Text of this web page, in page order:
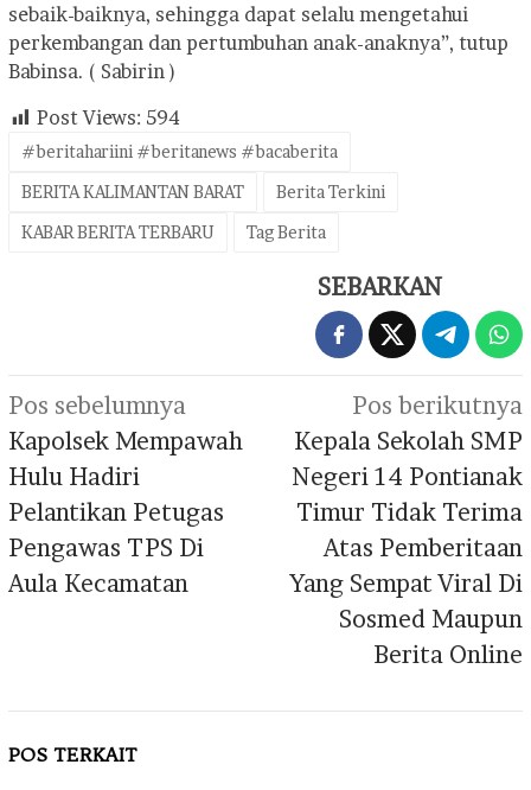
sebaik-baiknya, sehingga dapat selalu mengetahui
perkembangan dan pertumbuhan anak-anaknya”, tutup
Babinsa. ( Sabirin )
Post Views: 594
#beritahariini #beritanews #bacaberita
BERITA KALIMANTAN BARAT
Berita Terkini
KABAR BERITA TERBARU
Tag Berita
SEBARKAN
Navigasi
pos
Pos sebelumnya
Kapolsek Mempawah
Hulu Hadiri
Pelantikan Petugas
Pengawas TPS Di
Aula Kecamatan
Pos berikutnya
Kepala Sekolah SMP
Negeri 14 Pontianak
Timur Tidak Terima
Atas Pemberitaan
Yang Sempat Viral Di
Sosmed Maupun
Berita Online
POS TERKAIT